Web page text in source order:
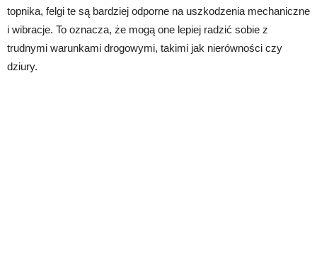
topnika, felgi te są bardziej odporne na uszkodzenia mechaniczne
i wibracje. To oznacza, że mogą one lepiej radzić sobie z
trudnymi warunkami drogowymi, takimi jak nierówności czy
dziury.